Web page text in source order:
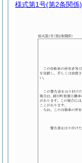
様式第1号(第2条関係)